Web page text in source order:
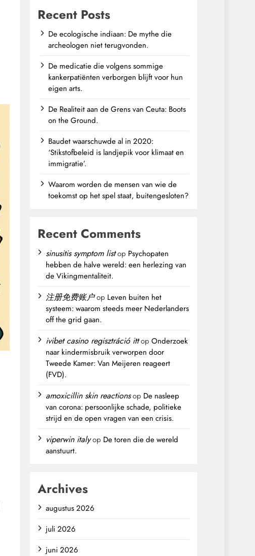
Recent Posts
De ecologische indiaan: De mythe die
archeologen niet terugvonden.
De medicatie die volgens sommige
kankerpatiënten verborgen blijft voor hun
eigen arts.
De Realiteit aan de Grens van Ceuta: Boots
on the Ground.
Baudet waarschuwde al in 2020:
‘Stikstofbeleid is landjepik voor klimaat en
immigratie’.
Waarom worden de mensen van wie de
toekomst op het spel staat, buitengesloten?
Recent Comments
sinusitis symptom listop Psychopaten
hebben de halve wereld: een herlezing van
de Vikingmentaliteit.
注册免费账户op Leven buiten het
systeem: waarom steeds meer Nederlanders
off the grid gaan.
ivibet casino regisztráció ittopOnderzoek
naar kindermisbruik verworpen door
Tweede Kamer: Van Meijeren reageert
(FVD).
amoxicillin skin reactionsop De nasleep
van corona: persoonlijke schade, politieke
strijd en de open vragen van een crisis.
viperwin italyop De toren die de wereld
aanstuurt.
Archives
augustus 2026
juli 2026
juni 2026